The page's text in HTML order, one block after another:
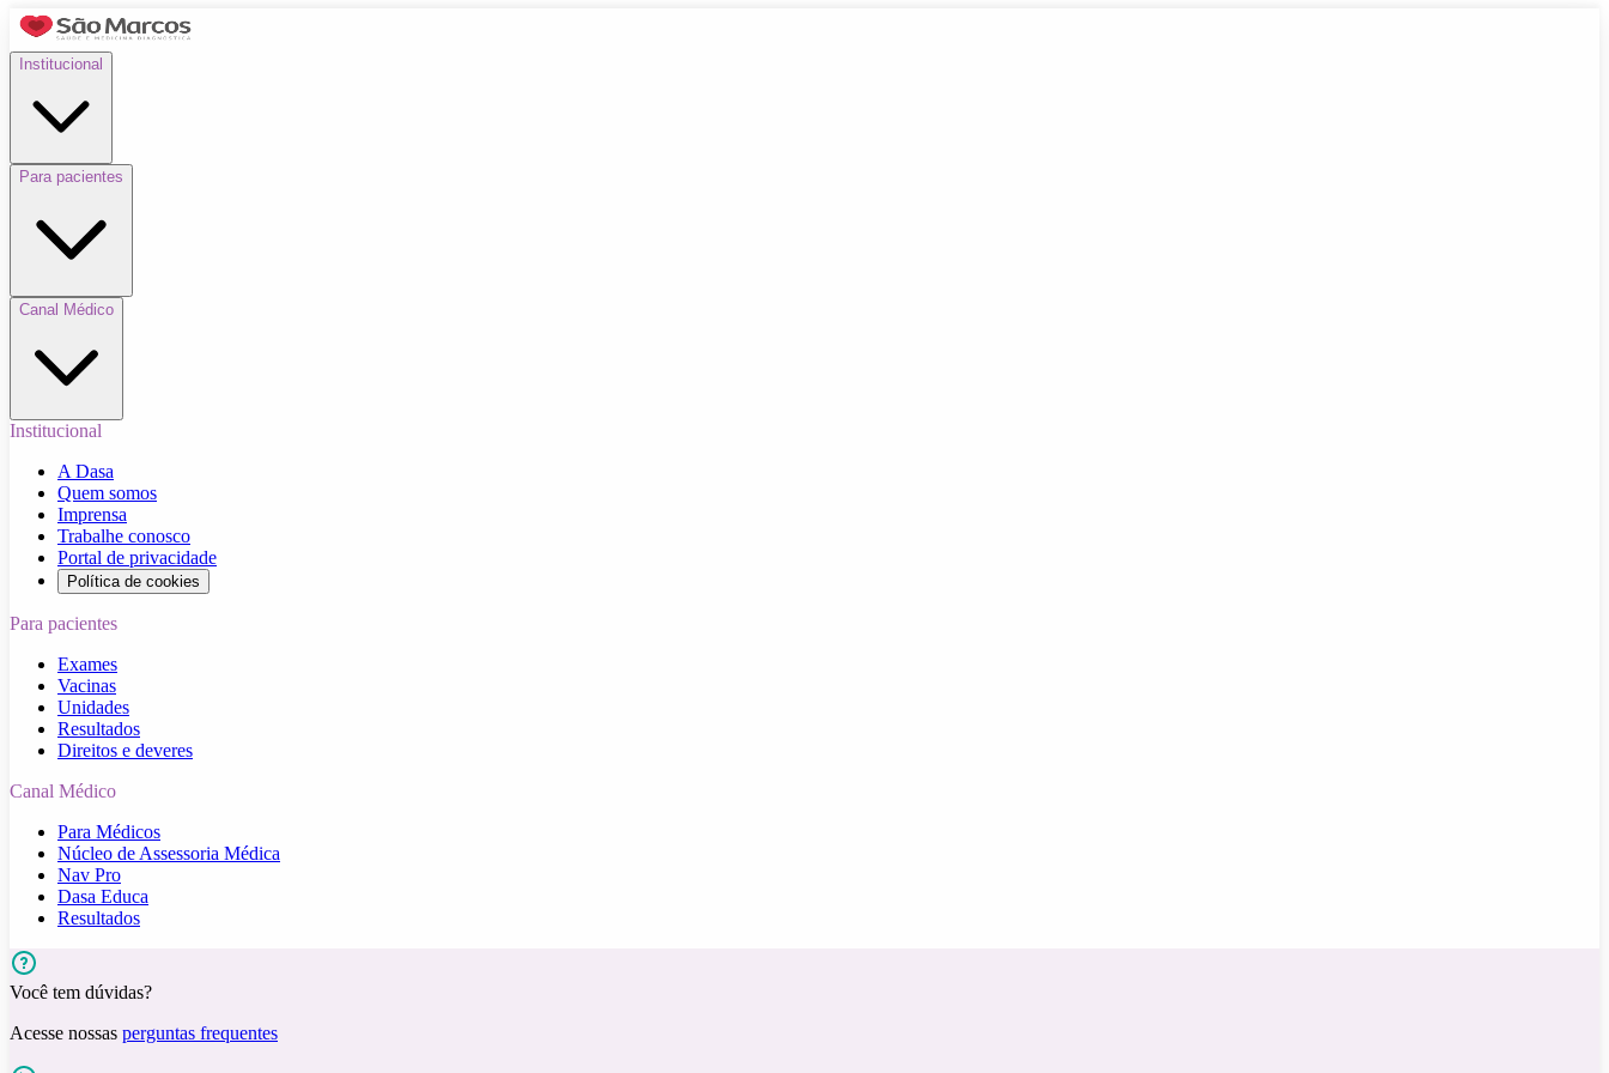
Institucional
Para pacientes
Canal Médico
Institucional
A Dasa
Quem somos
Imprensa
Trabalhe conosco
Portal de privacidade
Política de cookies
Para pacientes
Exames
Vacinas
Unidades
Resultados
Direitos e deveres
Canal Médico
Para Médicos
Núcleo de Assessoria Médica
Nav Pro
Dasa Educa
Resultados
Você tem dúvidas?
Acesse nossas perguntas frequentes